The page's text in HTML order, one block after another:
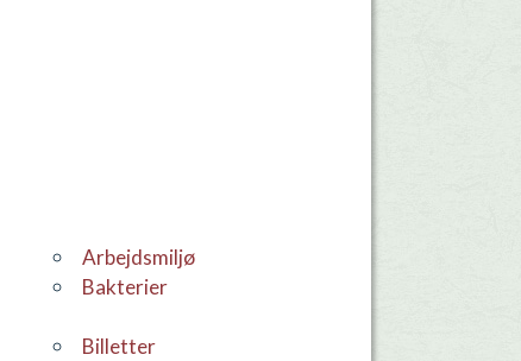
Arbejdsmiljø
Bakterier
Billetter